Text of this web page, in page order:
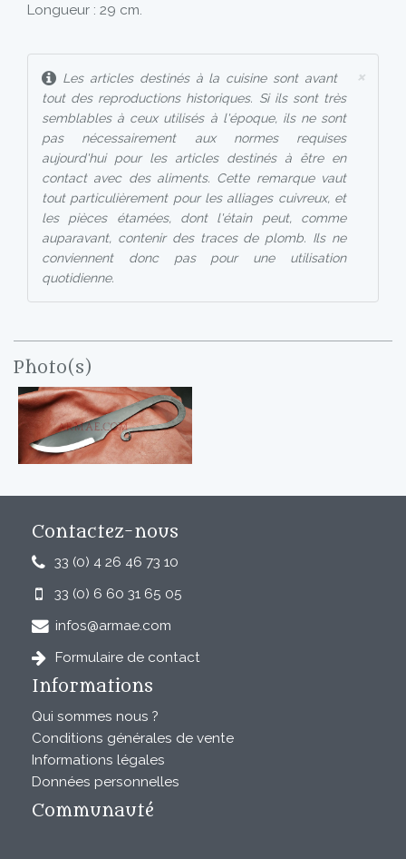
Longueur : 29 cm.
×
Les articles destinés à la cuisine sont avant
tout des reproductions historiques. Si ils sont très
semblables à ceux utilisés à l'époque, ils ne sont
pas nécessairement aux normes requises
aujourd'hui pour les articles destinés à être en
contact avec des aliments. Cette remarque vaut
tout particulièrement pour les alliages cuivreux, et
les pièces étamées, dont l'étain peut, comme
auparavant, contenir des traces de plomb. Ils ne
conviennent donc pas pour une utilisation
quotidienne.
Photo(s)
Contactez-nous
33 (0) 4 26 46 73 10
33 (0) 6 60 31 65 05
infos@armae.com
Formulaire de contact
Informations
Qui sommes nous ?
Conditions générales de vente
Informations légales
Données personnelles
Communauté